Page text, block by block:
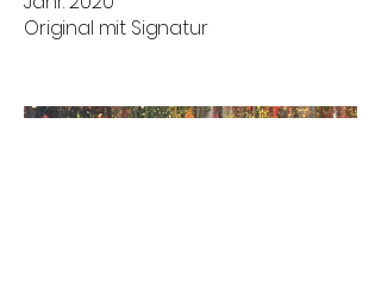
Original mit Signatur